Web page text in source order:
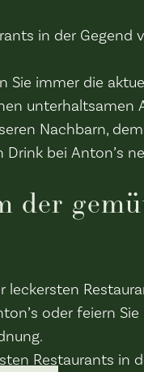
in der
Sie immer die
unterhaltsamen
Nachbarn,
bei Anton’s
der
leckersten
oder feiern
Restaurants in